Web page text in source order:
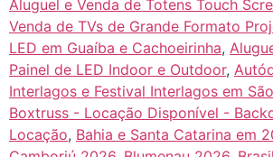
Aluguel e Venda de Totens Touch
Venda de TVs de Grande Formato
LED em Guaíba e Cachoeirinha,
Painel de LED Indoor e Outdoor,
Interlagos e Festival Interlagos em
Boxtruss - Locação Disponível -
Locação, Bahia e Santa Catarina em